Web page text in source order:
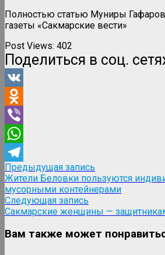
Полностью статью Муниры
газеты «Сакмарские вести»
Post Views: 402
Поделиться в соц.
VK
Odnoklassniki
Viber
WhatsApp
Telegram
Навигация
по
записям
Предыдущая запись
запись:
Жители Беловки пользуются
мусорными контейнерами
Следующая запись
запись:
Сакмарские женщины —
Вам также может